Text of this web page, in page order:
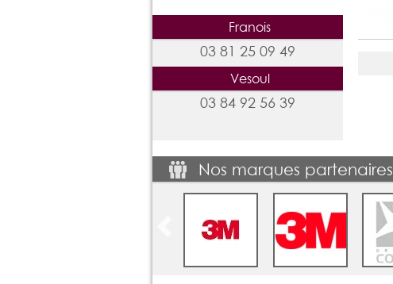
Franois
03 81 25 09 49
Vesoul
03 84 92 56 39
Nos marques partenaires